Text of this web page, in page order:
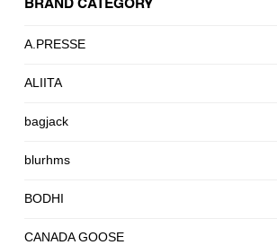
A.PRESSE
ALIITA
bagjack
blurhms
BODHI
CANADA GOOSE